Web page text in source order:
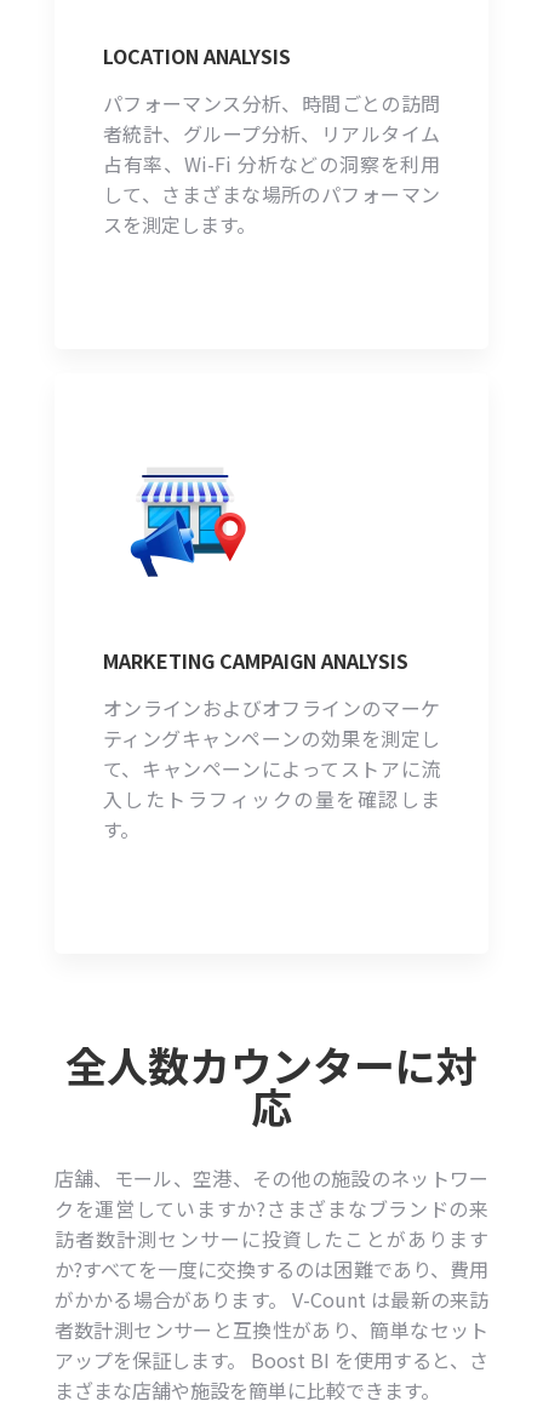
LOCATION ANALYSIS
パフォーマンス分析、時間ごとの訪問
者統計、グループ分析、リアルタイム
占有率、Wi-Fi 分析などの洞察を利用
して、さまざまな場所のパフォーマン
スを測定します。
MARKETING CAMPAIGN ANALYSIS
オンラインおよびオフラインのマーケ
ティングキャンペーンの効果を測定し
て、キャンペーンによってストアに流
入したトラフィックの量を確認しま
す。
全人数カウンターに対
応
店舗、モール、空港、その他の施設のネットワー
クを運営していますか?さまざまなブランドの来
訪者数計測センサーに投資したことがあります
か?すべてを一度に交換するのは困難であり、費用
がかかる場合があります。 V-Count は最新の来訪
者数計測センサーと互換性があり、簡単なセット
アップを保証します。 Boost BI を使用すると、さ
まざまな店舗や施設を簡単に比較できます。